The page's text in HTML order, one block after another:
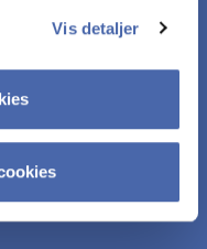
Vis detaljer